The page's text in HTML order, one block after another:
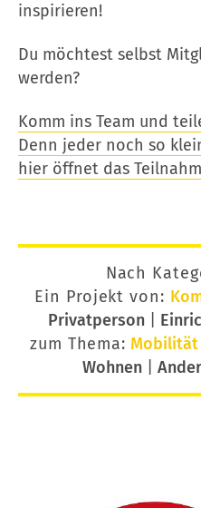
inspirieren!
Du möchtest selbst
werden?
Komm ins Team und
Denn jeder noch so
hier öffnet das
Nach
Ein Projekt von:
Privatperson|
zum Thema: Mobilität
Wohnen|